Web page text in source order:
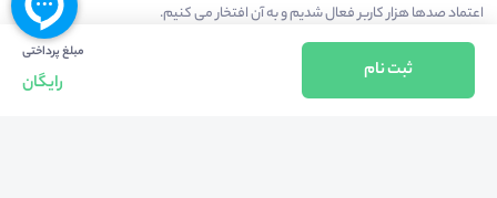
مبلغ پرداختی
رایگان
ثبت نام
اعتماد صدها هزار کاربر فعال شدیم و به آن افتخار می‌ کنیم.